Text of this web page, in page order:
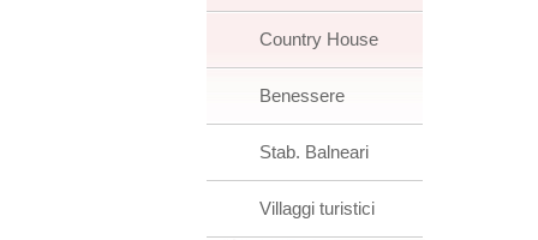
Country House
Benessere
Stab. Balneari
Villaggi turistici